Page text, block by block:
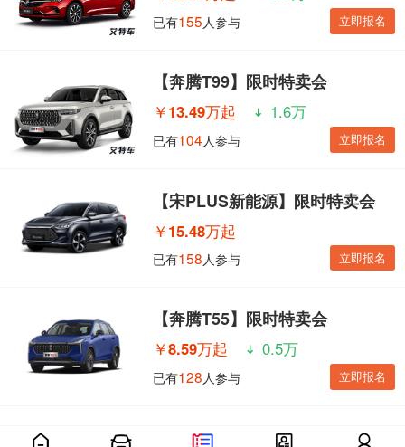
已有155人参与 立即报名
【奔腾T99】限时特卖会
￥ 13.49万起 1.6万
已有104人参与 立即报名
【宋PLUS新能源】限时特卖会
￥ 15.48万起
已有158 人参与 立即报名
【奔腾T55】限时特卖会
￥8.59万起 0.5万
已有128人参与 立即报名